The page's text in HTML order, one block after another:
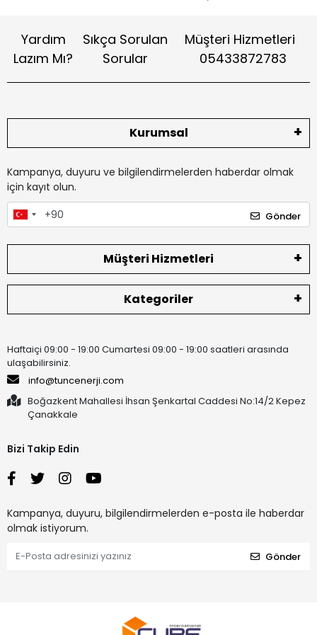
Yardım
Lazım Mı?
Sıkça Sorulan
Sorular
Müşteri Hizmetleri
05433872783
Kurumsal
Kampanya, duyuru ve bilgilendirmelerden haberdar olmak
için kayıt olun.
Gönder
Müşteri Hizmetleri
Kategoriler
Haftaiçi 09:00 - 19:00 Cumartesi 09:00 - 19:00 saatleri arasında
ulaşabilirsiniz.
info@tuncenerji.com
Boğazkent Mahallesi İhsan Şenkartal Caddesi No:14/2 Kepez
Çanakkale
Bizi Takip Edin
Kampanya, duyuru, bilgilendirmelerden e-posta ile haberdar
olmak istiyorum.
Gönder